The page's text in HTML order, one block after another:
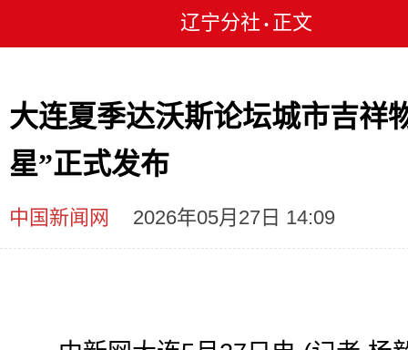
辽宁分社 • 正文
大连夏季达沃斯论坛城市吉祥
星”正式发布
中国新闻网 2026年05月27日 14:09